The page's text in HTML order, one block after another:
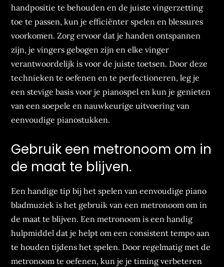
handpositie te behouden en de juiste vingerzetting
toe te passen, kun je efficiënter spelen en blessures
voorkomen. Zorg ervoor dat je handen ontspannen
zijn, je vingers gebogen zijn en elke vinger
verantwoordelijk is voor de juiste toetsen. Door deze
technieken te oefenen en te perfectioneren, leg je
een stevige basis voor je pianospel en kun je genieten
van een soepele en nauwkeurige uitvoering van
eenvoudige pianostukken.
Gebruik een metronoom om in
de maat te blijven.
Een handige tip bij het spelen van eenvoudige piano
bladmuziek is het gebruik van een metronoom om in
de maat te blijven. Een metronoom is een handig
hulpmiddel dat je helpt om een consistent tempo aan
te houden tijdens het spelen. Door regelmatig met de
metronoom te oefenen, kun je je timing verbeteren